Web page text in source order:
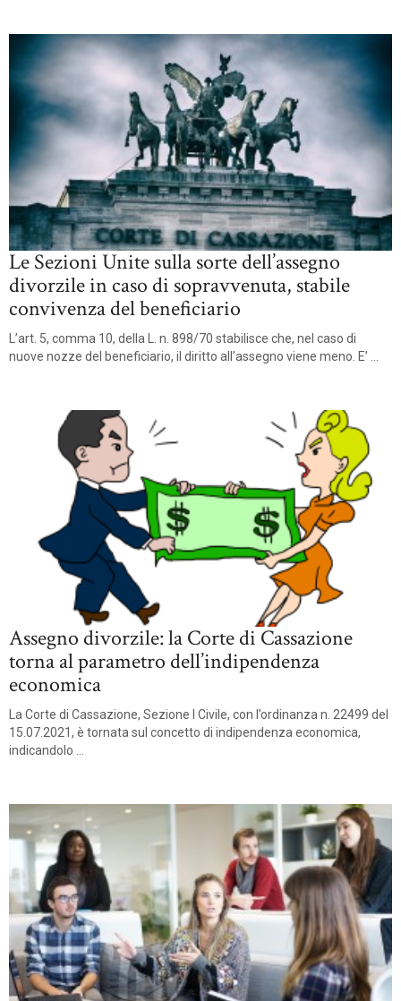
Le Sezioni Unite sulla sorte dell’assegno
divorzile in caso di sopravvenuta, stabile
convivenza del beneficiario
L’art. 5, comma 10, della L. n. 898/70 stabilisce che, nel caso di
nuove nozze del beneficiario, il diritto all’assegno viene meno. E’ ...
Assegno divorzile: la Corte di Cassazione
torna al parametro dell’indipendenza
economica
La Corte di Cassazione, Sezione I Civile, con l’ordinanza n. 22499 del
15.07.2021, è tornata sul concetto di indipendenza economica,
indicandolo ...